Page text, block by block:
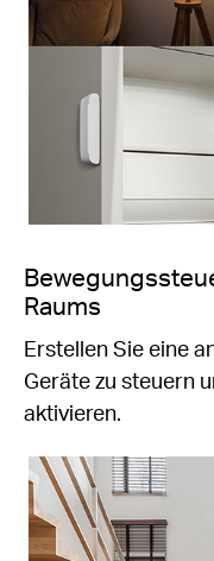
Raums
Erstellen Sie eine
Geräte zu steuern
aktivieren.